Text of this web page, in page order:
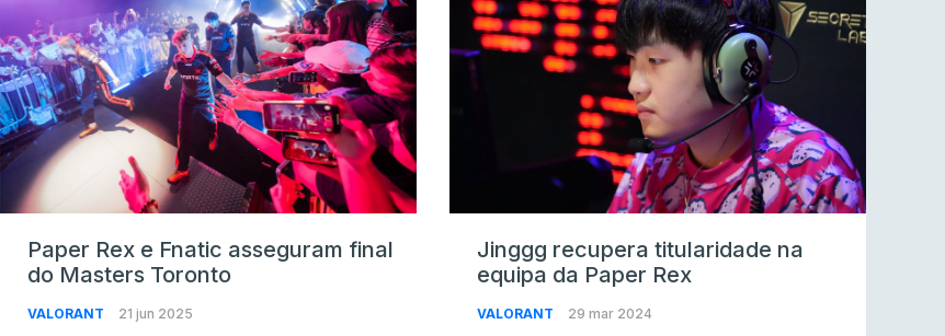
Paper Rex e Fnatic asseguram final
do Masters Toronto
VALORANT 21 jun 2025
Jinggg recupera titularidade na
equipa da Paper Rex
VALORANT 29 mar 2024